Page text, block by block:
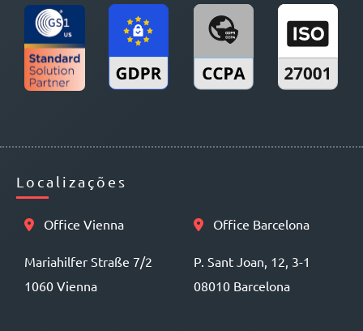
Localizações
Office Vienna
Mariahilfer Straße 7/2
1060 Vienna
Office Barcelona
P. Sant Joan, 12, 3-1
08010 Barcelona